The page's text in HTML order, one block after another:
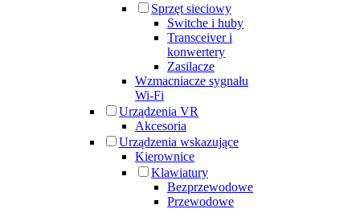
Sprzęt sieciowy
Switche i huby
Transceiver i
konwertery
Zasilacze
Wzmacniacze sygnału
Wi-Fi
Urządzenia VR
Akcesoria
Urządzenia wskazujące
Kierownice
Klawiatury
Bezprzewodowe
Przewodowe